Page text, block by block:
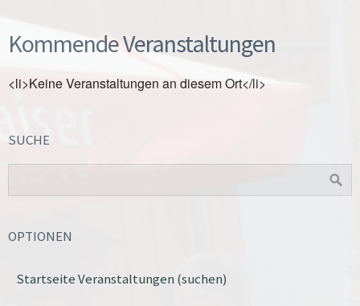
Kommende Veranstaltungen
<li>Keine Veranstaltungen an diesem Ort</li>
SUCHE
OPTIONEN
Startseite Veranstaltungen (suchen)